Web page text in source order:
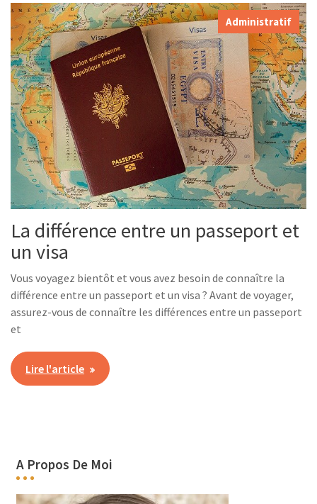
Administratif
La différence entre un passeport et
un visa
Vous voyagez bientôt et vous avez besoin de connaître la
différence entre un passeport et un visa ? Avant de voyager,
assurez-vous de connaître les différences entre un passeport
et
Lire l'article
A Propos De Moi